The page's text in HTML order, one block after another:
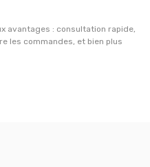
avantages : consultation rapide,
les commandes, et bien plus